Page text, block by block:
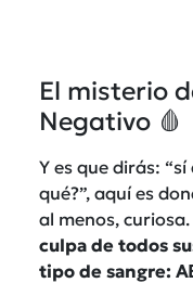
El misterio
Negativo 🩸
Y es que dirás:
qué?”, aquí es
al menos, curiosa.
culpa de todos
tipo de sangre: